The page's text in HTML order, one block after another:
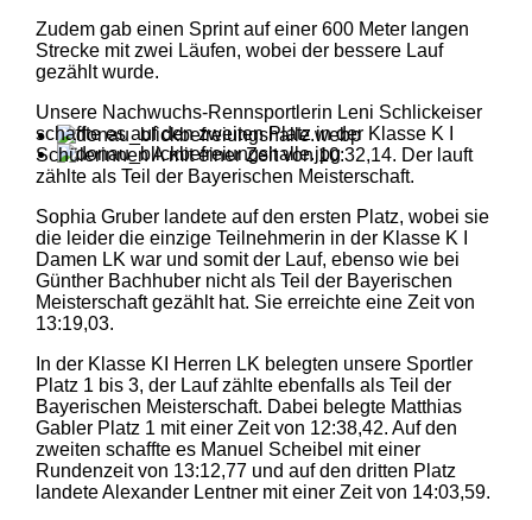
Zudem gab einen Sprint auf einer 600 Meter langen
Strecke mit zwei Läufen, wobei der bessere Lauf
gezählt wurde.
Unsere Nachwuchs-Rennsportlerin Leni Schlickeiser
schaffte es auf den zweiten Platz in der Klasse K I
Schülerinnen A mit einer Zeit von 10:32,14. Der lauft
zählte als Teil der Bayerischen Meisterschaft.
Sophia Gruber landete auf den ersten Platz, wobei sie
die leider die einzige Teilnehmerin in der Klasse K I
Damen LK war und somit der Lauf, ebenso wie bei
Günther Bachhuber nicht als Teil der Bayerischen
Meisterschaft gezählt hat. Sie erreichte eine Zeit von
13:19,03.
In der Klasse KI Herren LK belegten unsere Sportler
Platz 1 bis 3, der Lauf zählte ebenfalls als Teil der
Bayerischen Meisterschaft. Dabei belegte Matthias
Gabler Platz 1 mit einer Zeit von 12:38,42. Auf den
zweiten schaffte es Manuel Scheibel mit einer
Rundenzeit von 13:12,77 und auf den dritten Platz
landete Alexander Lentner mit einer Zeit von 14:03,59.